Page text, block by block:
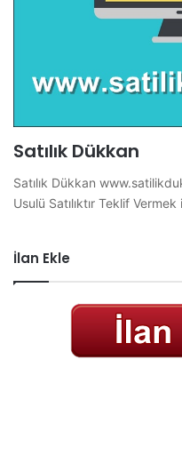
Satılık Dükkan
Satılık Dükkan
Usulü Satılıktır Teklif
İlan Ekle